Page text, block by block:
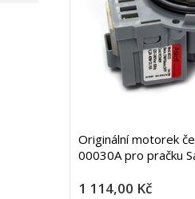
Originální motorek
00030A pro pračku
1 114,00 Kč